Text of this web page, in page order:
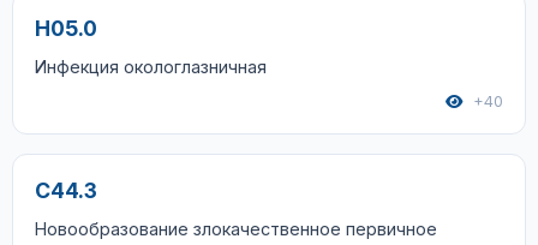
H05.0
Инфекция окологлазничная
+40
C44.3
Новообразование злокачественное первичное